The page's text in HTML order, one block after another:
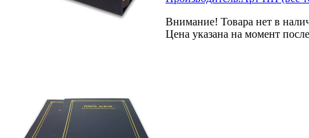
Внимание! Товара нет в
Цена указана на момент